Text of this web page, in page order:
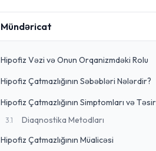
Mündəricat
Hipofiz Vəzi və Onun Orqanizmdəki Rolu
Hipofiz Çatmazlığının Səbəbləri Nələrdir?
Hipofiz Çatmazlığının Simptomları və
3.1 Diaqnostika Metodları
Hipofiz Çatmazlığının Müalicəsi